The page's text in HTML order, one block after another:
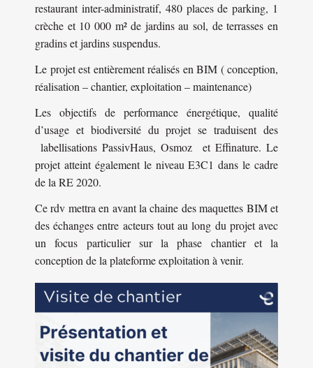
restaurant inter-administratif, 480 places de parking, 1
crèche et 10 000 m² de jardins au sol, de terrasses en
gradins et jardins suspendus.
Le projet est entièrement réalisés en BIM ( conception,
réalisation – chantier, exploitation – maintenance)
Les objectifs de performance énergétique, qualité
d’usage et biodiversité du projet se traduisent des
labellisations PassivHaus, Osmoz et Effinature. Le
projet atteint également le niveau E3C1 dans le cadre
de la RE 2020.
Ce rdv mettra en avant la chaine des maquettes BIM et
des échanges entre acteurs tout au long du projet avec
un focus particulier sur la phase chantier et la
conception de la plateforme exploitation à venir.